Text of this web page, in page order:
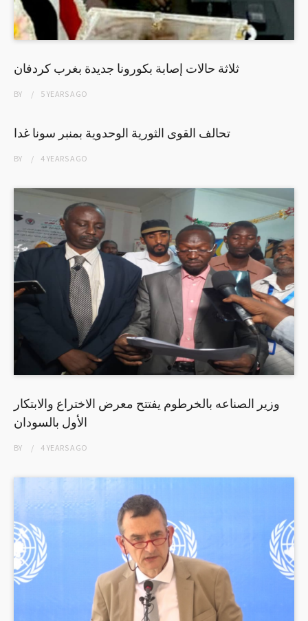
ثلاثة حالات إصابة بكورونا جديدة بغرب كردفان
BY 5 YEARSAGO
تحالف القوى الثورية الوحدوية بمنبر سونا غدا
BY 4 YEARSAGO
وزير الصناعه بالخرطوم يفتتح معرض الاختراع والابتكار
الأول بالسودان
BY 4 YEARSAGO